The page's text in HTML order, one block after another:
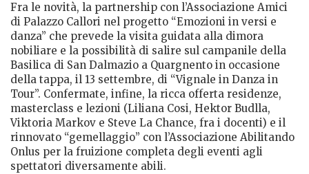
Fra le novità, la partnership con l’Associazione Amici
di Palazzo Callori nel progetto “Emozioni in versi e
danza” che prevede la visita guidata alla dimora
nobiliare e la possibilità di salire sul campanile della
Basilica di San Dalmazio a Quargnento in occasione
della tappa, il 13 settembre, di “Vignale in Danza in
Tour”. Confermate, infine, la ricca offerta residenze,
masterclass e lezioni (Liliana Cosi, Hektor Budlla,
Viktoria Markov e Steve La Chance, fra i docenti) e il
rinnovato “gemellaggio” con l’Associazione Abilitando
Onlus per la fruizione completa degli eventi agli
spettatori diversamente abili.